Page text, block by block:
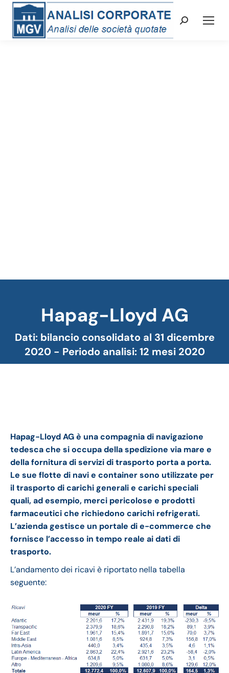
Cerca:
Hapag-Lloyd AG
Dati: bilancio consolidato al 31 dicembre
2020 - Periodo analisi: 12 mesi 2020
Tu sei qui:
Hapag-Lloyd AG è una compagnia di navigazione
tedesca che si occupa della spedizione via mare e
della fornitura di servizi di trasporto porta a porta.
Le sue flotte di navi e container sono utilizzate per
il trasporto di carichi generali e carichi speciali
quali, ad esempio, merci pericolose e prodotti
farmaceutici che richiedono carichi refrigerati.
L’aziendagestisce un portale di e-commerce che
fornisce l’accesso in tempo reale ai dati di
trasporto.
L’andamento dei ricavi è riportato nella tabella
seguente: